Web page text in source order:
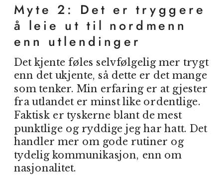
Myte 2: Det er tryggere
å leie ut til nordmenn
enn utlendinger
Det kjente føles selvfølgelig mer trygt
enn det ukjente, så dette er det mange
som tenker. Min erfaring er at gjester
fra utlandet er minst like ordentlige.
Faktisk er tyskerne blant de mest
punktlige og ryddige jeg har hatt. Det
handler mer om gode rutiner og
tydelig kommunikasjon, enn om
nasjonalitet.